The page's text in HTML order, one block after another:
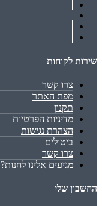
שירות לקוחות
צרו קשר
מפת האתר
תקנון
מדיניות הפרטיות
הצהרת נגישות
ביטולים
צרו קשר
מגיעים אלינו לחנות?
החשבון שלי